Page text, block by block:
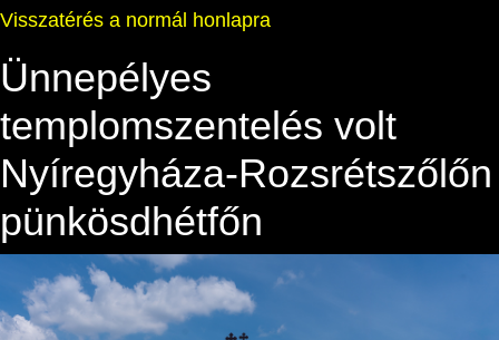
Visszatérés a normál honlapra
Ünnepélyes
templomszentelés volt
Nyíregyháza-Rozsrétszőlőn
pünkösdhétfőn